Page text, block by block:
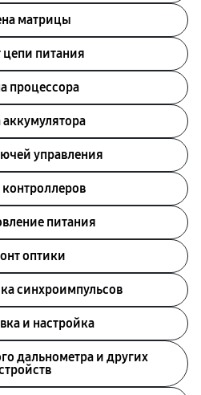
матрицы
цепи питания
процессора
управления
питания
оптики
синхроимпульсов
и настройка
дальнометра и других